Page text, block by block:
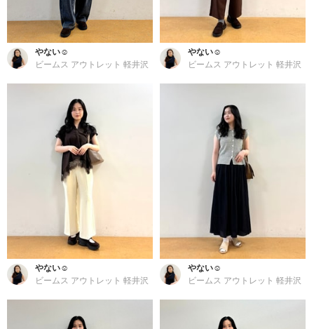
やない☺︎
ビームス アウトレット 軽井沢
やない☺︎
ビームス アウトレット 軽井沢
やない☺︎
ビームス アウトレット 軽井沢
やない☺︎
ビームス アウトレット 軽井沢